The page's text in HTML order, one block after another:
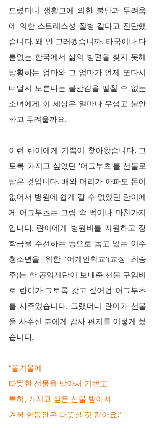
드렸더니 생활고에 의한 불안과 두려움
에 의한 스트레스성 질병 같다고 진단했
습니다. 왜 안 그러겠습니까. 타국이나 다
름없는 한국에서 삶의 방편을 찾지 못해
방황하는 엄마와 그 엄마가 언제 또다시
떠날지 모른다는 불안감을 떨칠 수 없는
소녀에게 이 세상은 얼마나 무섭고 불안
하고 두려울까요.
이런 란이에게 기쁨이 찾아왔습니다. 그
토록 가지고 싶었던 '어그부츠'를 선물로
받은 것입니다. 배와 머리가 아파도 돈이
없어서 병원에 쉽게 갈 수 없었던 란이에
게 어그부츠는 그림 속 떡이나 마찬가지
입니다. 란이에게 병원비를 지원하고 장
학금을 주선하는 등으로 돕고 있는 이주
청소년을 위한 ‘어게인학교’(교장 최승
주)는 한 공익재단이 보내준 선물 구입비
로 란이가 그토록 갖고 싶어던 어그부츠
를 사주었습니다. 그랬더니 란이가 선물
을 사주신 분에게 감사 편지를 이렇게 썼
습니다.
“올겨울에
따뜻한 선물을 받아서 기쁘고
특히, 가지고 싶은 선물 받아서
겨울 한동안은 따뜻할 것 같아요.”